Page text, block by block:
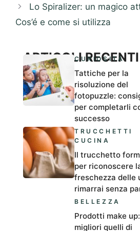
Lo Spiralizer: un magico
Cos’é e come si utilizza
ARTICOLI RECENTI
CURIOSITÀ
Tattiche per la
risoluzione del
fotopuzzle:
per completarli
successo
TRUCCHETTI
CUCINA
Il trucchetto
per riconoscere
freschezza delle
rimarrai senza
BELLEZZA
Prodotti make
migliori quelli di